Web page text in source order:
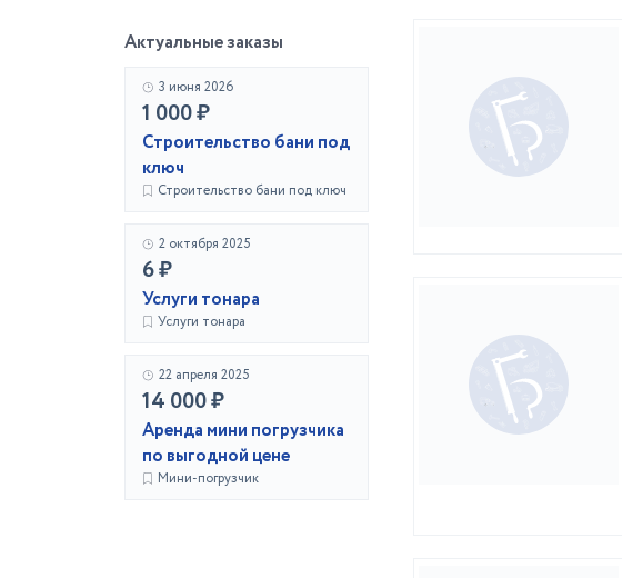
Актуальные заказы
3 июня 2026
1 000 ₽
Строительство бани под
ключ
Строительство бани под ключ
2 октября 2025
6 ₽
Услуги тонара
Услуги тонара
22 апреля 2025
14 000 ₽
Аренда мини погрузчика
по выгодной цене
Мини-погрузчик